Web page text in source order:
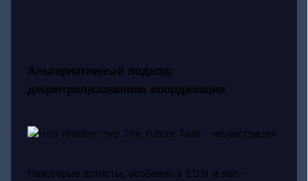
Альтернативный подход:
децентрализованная координация
Некоторые артисты, особенно в EDM и поп-